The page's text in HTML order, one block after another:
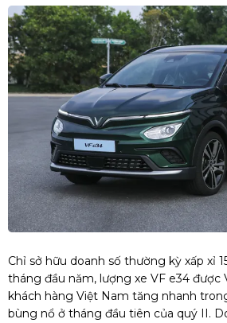
Chỉ sở hữu doanh số thường kỳ xấp xỉ
tháng đầu năm, lượng xe VF e34 được
khách hàng Việt Nam tăng nhanh
bùng nổ ở tháng đầu tiên của quý II.